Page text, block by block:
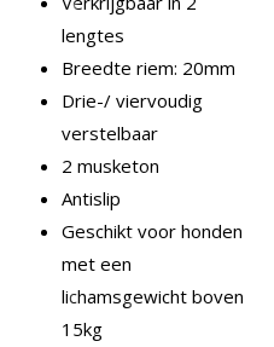
lengtes
Breedte riem: 20mm
Drie-/ viervoudig
verstelbaar
2 musketon
Antislip
Geschikt voor honden
met een
lichamsgewicht boven
15kg